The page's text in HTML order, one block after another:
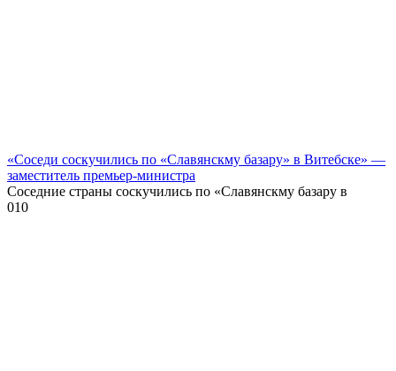
«Соседи соскучились по «Славянскму базару» в Витебске» —
заместитель премьер-министра
Соседние страны соскучились по «Славянскму базару в
010